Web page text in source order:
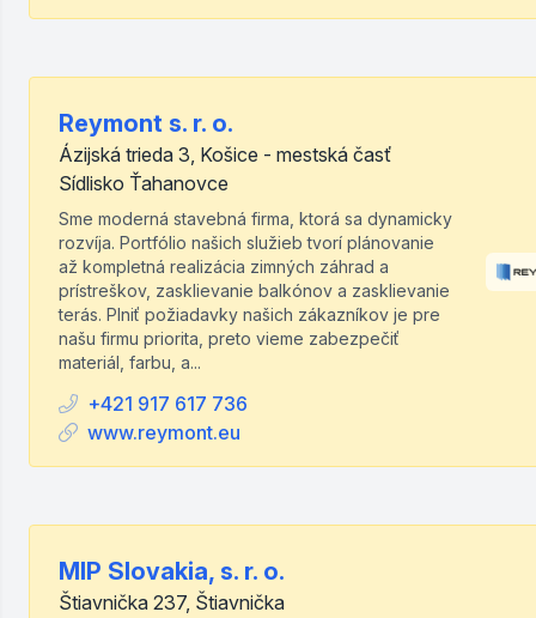
Reymont s. r. o.
Ázijská trieda 3, Košice - mestská časť
Sídlisko Ťahanovce
Sme moderná stavebná firma, ktorá sa dynamicky
rozvíja. Portfólio našich služieb tvorí plánovanie
až kompletná realizácia zimných záhrad a
prístreškov, zasklievanie balkónov a zasklievanie
terás. Plniť požiadavky našich zákazníkov je pre
našu firmu priorita, preto vieme zabezpečiť
materiál, farbu, a...
+421 917 617 736
www.reymont.eu
MIP Slovakia, s. r. o.
Štiavnička 237, Štiavnička